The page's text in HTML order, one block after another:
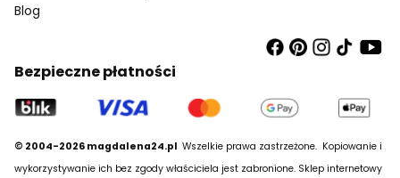
Blog
Bezpieczne płatności
© 2004-2026 magdalena24.pl Wszelkie prawa zastrzeżone. Kopiowanie i
wykorzystywanie ich bez zgody właściciela jest zabronione. Sklep internetowy